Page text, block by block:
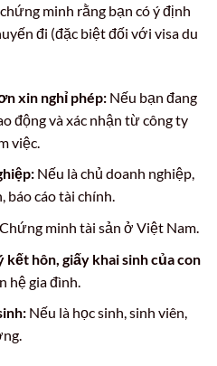
minh rằng bạn có ý định
đi (đặc biệt đối với visa du
xin nghỉ phép:Nếu bạn đang
động và xác nhận từ công ty
việc.
Nếu là chủ doanh nghiệp,
báo cáo tài chính.
minh tài sản ở Việt Nam.
kết hôn, giấy khai sinh của con
hệ gia đình.
Nếu là học sinh, sinh viên,